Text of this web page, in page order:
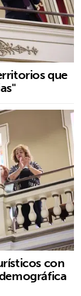
que
con